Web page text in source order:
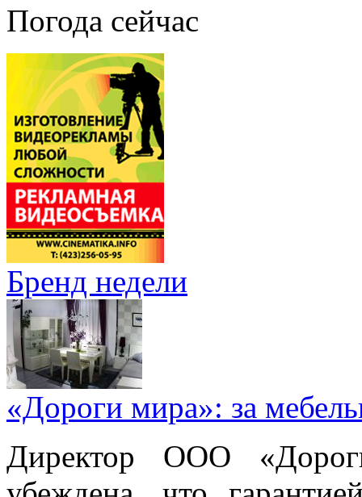
Погода сейчас
Бренд недели
«Дороги мира»: за
Директор ООО